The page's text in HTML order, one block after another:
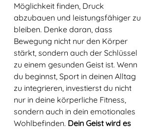
Möglichkeit finden, Druck
abzubauen und leistungsfähiger zu
bleiben. Denke daran, dass
Bewegung nicht nur den Körper
stärkt, sondern auch der Schlüssel
zu einem gesunden Geist ist. Wenn
du beginnst, Sport in deinen Alltag
zu integrieren, investierst du nicht
nur in deine körperliche Fitness,
sondern auch in dein emotionales
Wohlbefinden. Dein Geist wird es